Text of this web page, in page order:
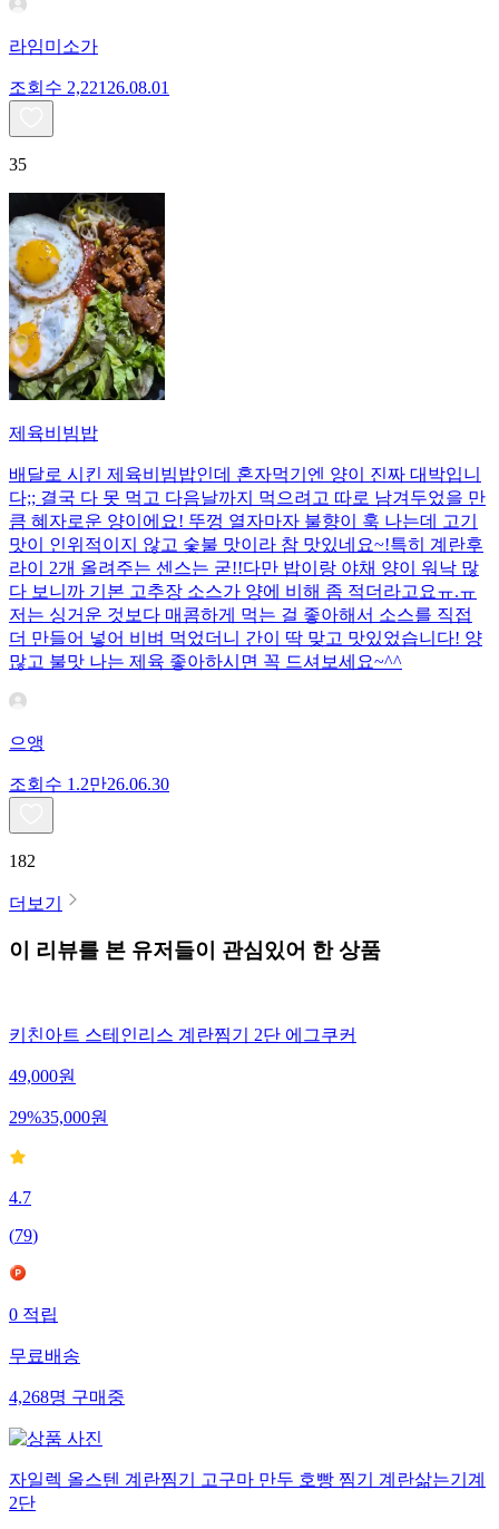
라임미소가
조회수 2,221 26.08.01
35
제육비빔밥
배달로 시킨 제육비빔밥인데 혼자먹기엔 양이 진짜 대박입니
다;; 결국 다 못 먹고 다음날까지 먹으려고 따로 남겨두었을 만
큼 혜자로운 양이에요! 뚜껑 열자마자 불향이 훅 나는데 고기
맛이 인위적이지 않고 숯불 맛이라 참 맛있네요~!특히 계란후
라이 2개 올려주는 센스는 굳!! ​다만 밥이랑 야채 양이 워낙 많
다 보니까 기본 고추장 소스가 양에 비해 좀 적더라고요ㅠ.ㅠ
저는 싱거운 것보다 매콤하게 먹는 걸 좋아해서 소스를 직접
더 만들어 넣어 비벼 먹었더니 간이 딱 맞고 맛있었습니다! 양
많고 불맛 나는 제육 좋아하시면 꼭 드셔보세요~^^
으앵
조회수 1.2만26.06.30
182
더보기
이 리뷰를 본 유저들이 관심있어 한 상품
키친아트 스테인리스 계란찜기 2단 에그쿠커
49,000원
29%35,000원
4.7
(79)
0적립
무료배송
4,268명구매중
자일렉 올스텐 계란찜기 고구마 만두 호빵 찜기 계란삶는기계
2단